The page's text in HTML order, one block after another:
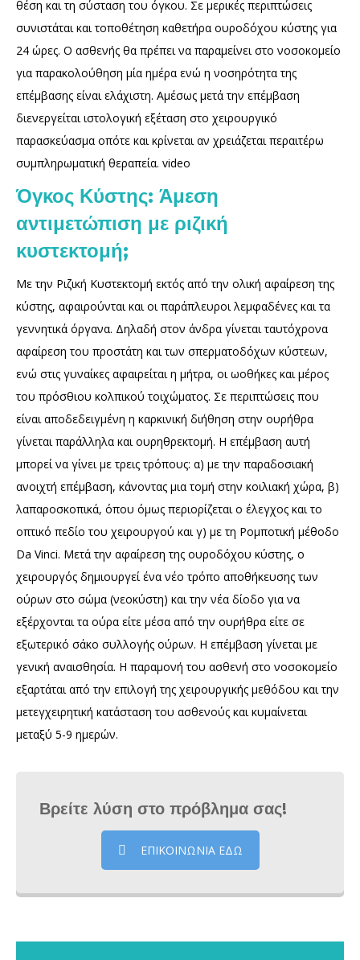
θέση και τη σύσταση του όγκου. Σε μερικές περιπτώσεις
συνιστάται και τοποθέτηση καθετήρα ουροδόχου κύστης για
24 ώρες. Ο ασθενής θα πρέπει να παραμείνει στο νοσοκομείο
για παρακολούθηση μία ημέρα ενώ η νοσηρότητα της
επέμβασης είναι ελάχιστη. Αμέσως μετά την επέμβαση
διενεργείται ιστολογική εξέταση στο χειρουργικό
παρασκεύασμα οπότε και κρίνεται αν χρειάζεται περαιτέρω
συμπληρωματική θεραπεία. video
Όγκος Κύστης: Άμεση
αντιμετώπιση με ριζική
κυστεκτομή;
Με την Ριζική Κυστεκτομή εκτός από την ολική αφαίρεση της
κύστης, αφαιρούνται και οι παράπλευροι λεμφαδένες και τα
γεννητικά όργανα. Δηλαδή στον άνδρα γίνεται ταυτόχρονα
αφαίρεση του προστάτη και των σπερματοδόχων κύστεων,
ενώ στις γυναίκες αφαιρείται η μήτρα, οι ωοθήκες και μέρος
του πρόσθιου κολπικού τοιχώματος. Σε περιπτώσεις που
είναι αποδεδειγμένη η καρκινική διήθηση στην ουρήθρα
γίνεται παράλληλα και ουρηθρεκτομή. Η επέμβαση αυτή
μπορεί να γίνει με τρεις τρόπους: α) με την παραδοσιακή
ανοιχτή επέμβαση, κάνοντας μια τομή στην κοιλιακή χώρα, β)
λαπαροσκοπικά, όπου όμως περιορίζεται ο έλεγχος και το
οπτικό πεδίο του χειρουργού και γ) με τη Ρομποτική μέθοδο
Da Vinci. Μετά την αφαίρεση της ουροδόχου κύστης, ο
χειρουργός δημιουργεί ένα νέο τρόπο αποθήκευσης των
ούρων στο σώμα (νεοκύστη) και την νέα δίοδο για να
εξέρχονται τα ούρα είτε μέσα από την ουρήθρα είτε σε
εξωτερικό σάκο συλλογής ούρων. Η επέμβαση γίνεται με
γενική αναισθησία. Η παραμονή του ασθενή στο νοσοκομείο
εξαρτάται από την επιλογή της χειρουργικής μεθόδου και την
μετεγχειρητική κατάσταση του ασθενούς και κυμαίνεται
μεταξύ 5-9 ημερών.
Βρείτε λύση στο πρόβλημα σας!
ΕΠΙΚΟΙΝΩΝΙΑ ΕΔΩ